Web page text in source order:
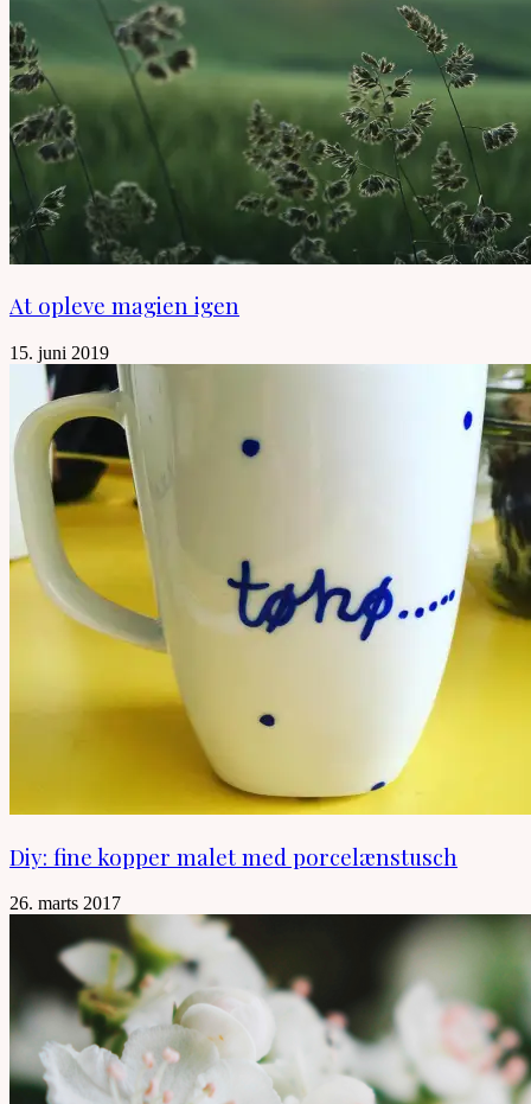
At opleve magien igen
15. juni 2019
Diy: fine kopper malet med porcelænstusch
26. marts 2017